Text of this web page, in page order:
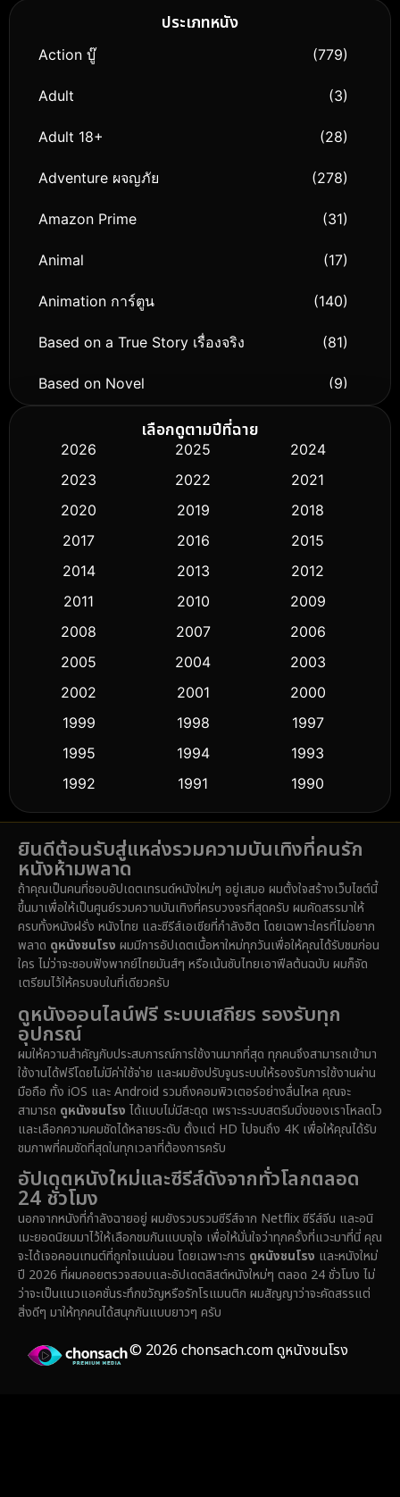
ประเภทหนัง
Action บู๊ (779)
Adult (3)
Adult 18+ (28)
Adventure ผจญภัย (278)
Amazon Prime (31)
Animal (17)
Animation การ์ตูน (140)
Based on a True Story เรื่องจริง (81)
Based on Novel (9)
Biography ชีวิตจริง
Classic หนังคลาสสิก (50)
Comedy ตลก (451)
Crime อาชญากรรม (530)
Cult Film
Dance เต้น (10)
Detective สืบสวน
Detective สืบสวน
Disaster
Disney+ (5)
Documentary สารคดี (92)
Dystopian
Emotional (61)
Epic มหากาพย์ (228)
Family ครอบครัว
Fantasy จินตนาการ (336)
Fiction (14)
Gothic
เลือกดูตามปีที่ฉาย
2026 2025
2024
2023
2022
2021
2020
2019
2018
2017
2016
2015
2014
2013
2012
2011
2010
2009
2008
2007
2006
2005
2004
2003
2002
2001
2000
1999
1998
1997
1995
1994
1993
1992
1991
1990
1989
1988
1986
1985
1983
1982
1981
1971
1962 1953
ยินดีต้อนรับสู่แหล่งรวมความบันเทิงที่คนรัก
หนังห้ามพลาด
ถ้าคุณเป็นคนที่ชอบอัปเดตเทรนด์หนังใหม่ๆ อยู่เสมอ ผมตั้งใจสร้างเว็บไซต์นี้
ขึ้นมาเพื่อให้เป็นศูนย์รวมความบันเทิงที่ครบวงจรที่สุดครับ ผมคัดสรรมาให้
ครบทั้งหนังฝรั่ง หนังไทย และซีรีส์เอเชียที่กำลังฮิต โดยเฉพาะใครที่ไม่อยาก
พลาด ดูหนังชนโรง ผมมีการอัปเดตเนื้อหาใหม่ทุกวันเพื่อให้คุณได้รับชมก่อน
ใคร ไม่ว่าจะชอบฟังพากย์ไทยมันส์ๆ หรือเน้นซับไทยเอาฟีลต้นฉบับ ผมก็จัด
เตรียมไว้ให้ครบจบในที่เดียวครับ
ดูหนังออนไลน์ฟรี ระบบเสถียร รองรับทุก
อุปกรณ์
ผมให้ความสำคัญกับประสบการณ์การใช้งานมากที่สุด ทุกคนจึงสามารถเข้ามา
ใช้งานได้ฟรีโดยไม่มีค่าใช้จ่าย และผมยังปรับจูนระบบให้รองรับการใช้งานผ่าน
มือถือ ทั้ง iOS และ Android รวมถึงคอมพิวเตอร์อย่างลื่นไหล คุณจะ
สามารถ ดูหนังชนโรง ได้แบบไม่มีสะดุด เพราะระบบสตรีมมิ่งของเราโหลดไว
และเลือกความคมชัดได้หลายระดับ ตั้งแต่ HD ไปจนถึง 4K เพื่อให้คุณได้รับ
ชมภาพที่คมชัดที่สุดในทุกเวลาที่ต้องการครับ
อัปเดตหนังใหม่และซีรีส์ดังจากทั่วโลกตลอด
24 ชั่วโมง
นอกจากหนังที่กำลังฉายอยู่ ผมยังรวบรวมซีรีส์จาก Netflix ซีรีส์จีน และอนิ
เมะยอดนิยมมาไว้ให้เลือกชมกันแบบจุใจ เพื่อให้มั่นใจว่าทุกครั้งที่แวะมาที่นี่ คุณ
จะได้เจอคอนเทนต์ที่ถูกใจแน่นอน โดยเฉพาะการ ดูหนังชนโรง และหนังใหม่
ปี 2026 ที่ผมคอยตรวจสอบและอัปเดตลิสต์หนังใหม่ๆ ตลอด 24 ชั่วโมง ไม่
ว่าจะเป็นแนวแอคชั่นระทึกขวัญหรือรักโรแมนติก ผมสัญญาว่าจะคัดสรรแต่
สิ่งดีๆ มาให้ทุกคนได้สนุกกันแบบยาวๆ ครับ
© 2026 chonsach.com ดูหนังชนโรง